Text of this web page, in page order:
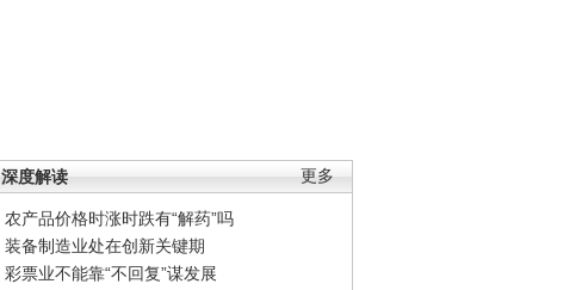
更多
深度解读
农产品价格时涨时跌有“解药”吗
装备制造业处在创新关键期
彩票业不能靠“不回复”谋发展